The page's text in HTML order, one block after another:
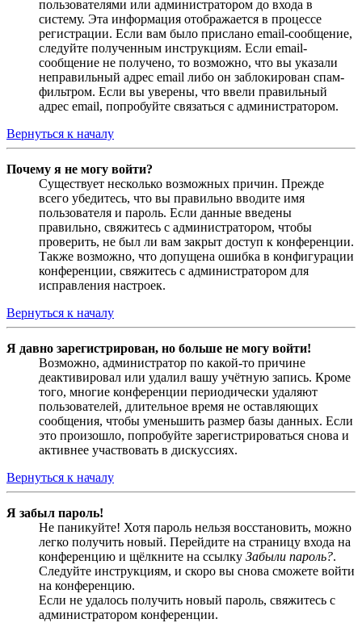
пользователями или администратором до входа в
систему. Эта информация отображается в процессе
регистрации. Если вам было прислано email-сообщение,
следуйте полученным инструкциям. Если email-
сообщение не получено, то возможно, что вы указали
неправильный адрес email либо он заблокирован спам-
фильтром. Если вы уверены, что ввели правильный
адрес email, попробуйте связаться с администратором.
Вернуться к началу
Почему я не могу войти?
Существует несколько возможных причин. Прежде
всего убедитесь, что вы правильно вводите имя
пользователя и пароль. Если данные введены
правильно, свяжитесь с администратором, чтобы
проверить, не был ли вам закрыт доступ к конференции.
Также возможно, что допущена ошибка в конфигурации
конференции, свяжитесь с администратором для
исправления настроек.
Вернуться к началу
Я давно зарегистрирован, но больше не могу войти!
Возможно, администратор по какой-то причине
деактивировал или удалил вашу учётную запись. Кроме
того, многие конференции периодически удаляют
пользователей, длительное время не оставляющих
сообщения, чтобы уменьшить размер базы данных. Если
это произошло, попробуйте зарегистрироваться снова и
активнее участвовать в дискуссиях.
Вернуться к началу
Я забыл пароль!
Не паникуйте! Хотя пароль нельзя восстановить, можно
легко получить новый. Перейдите на страницу входа на
конференцию и щёлкните на ссылку Забыли пароль?.
Следуйте инструкциям, и скоро вы снова сможете войти
на конференцию.
Если не удалось получить новый пароль, свяжитесь с
администратором конференции.